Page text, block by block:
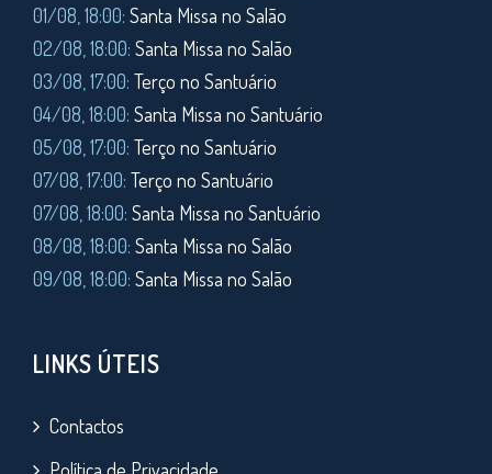
01/08, 18:00: Santa Missa no Salão
02/08, 18:00: Santa Missa no Salão
03/08, 17:00: Terço no Santuário
04/08, 18:00: Santa Missa no Santuário
05/08, 17:00: Terço no Santuário
07/08, 17:00: Terço no Santuário
07/08, 18:00: Santa Missa no Santuário
08/08, 18:00: Santa Missa no Salão
09/08, 18:00: Santa Missa no Salão
LINKS ÚTEIS
Contactos